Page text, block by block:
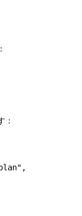
：
,